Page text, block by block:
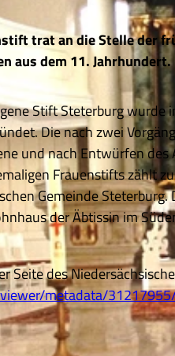
trat an die Stelle der
aus dem 11. Jahrhundert.
Stift Steterburg wurde
Die nach zwei
und nach Entwürfen
Frauenstifts zählt
Gemeinde
der Äbtissin im
Seite des
viewer/metadata/